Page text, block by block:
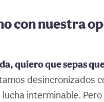
con nuestra
quiero que sepas
desincronizados
interminable. Pero